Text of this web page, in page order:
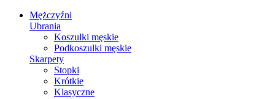
Mężczyźni
Ubrania
Koszulki męskie
Podkoszulki męskie
Skarpety
Stopki
Krótkie
Klasyczne